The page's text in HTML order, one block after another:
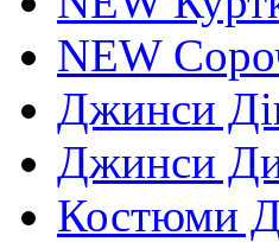
NEW
Джинси
Джинси
Костюми